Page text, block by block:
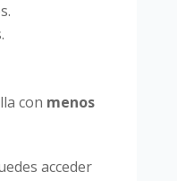
con menos
acceder